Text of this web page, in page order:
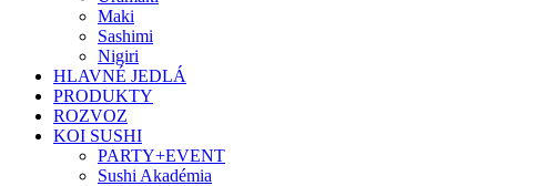
Maki
Sashimi
Nigiri
HLAVNÉ JEDLÁ
PRODUKTY
ROZVOZ
KOI SUSHI
PARTY+EVENT
Sushi Akadémia